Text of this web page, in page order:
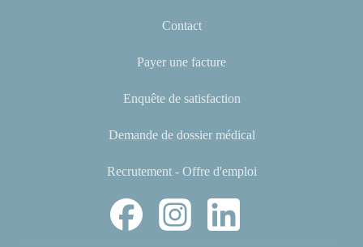
Contact
Payer une facture
Enquête de satisfaction
Demande de dossier médical
Recrutement - Offre d'emploi